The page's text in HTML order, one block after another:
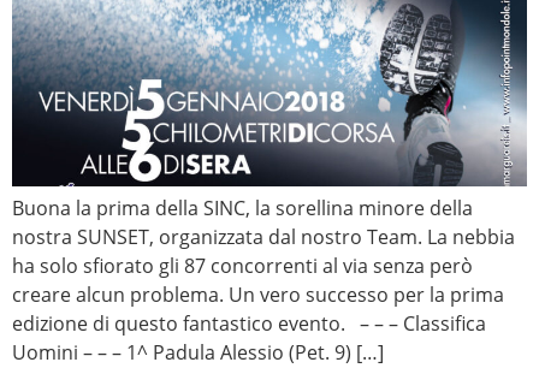
Buona la prima della SINC, la sorellina minore della
nostra SUNSET, organizzata dal nostro Team. La nebbia
ha solo sfiorato gli 87 concorrenti al via senza però
creare alcun problema. Un vero successo per la prima
edizione di questo fantastico evento. – – – Classifica
Uomini – – – 1^ Padula Alessio (Pet. 9) […]